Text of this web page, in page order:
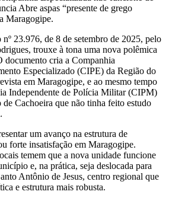
Abre aspas “presente de grego
Maragogipe.
23.976, de 8 de setembro de 2025, pelo
trouxe à tona uma nova polêmica
documento cria a Companhia
Especializado (CIPE) da Região do
em Maragogipe, e ao mesmo tempo
Independente de Polícia Militar (CIPM)
Cachoeira que não tinha feito estudo
um avanço na estrutura de
forte insatisfação em Maragogipe.
temem que a nova unidade funcione
e, na prática, seja deslocada para
Antônio de Jesus, centro regional que
e estrutura mais robusta.